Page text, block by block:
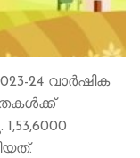
24 വാര്‍ഷിക